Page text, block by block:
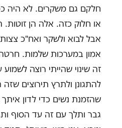
חלקם גם משקרים. לא היה
או חלוק כזה. אלה הן
אמון במערכות שלמות.
זה שינוי שהייתי רוצה לשמוע
להתגונן ולתרץ תירוצים שזה
שהזמנת נשים כדי לדון איתך
גבר ותלך עם זה עד הסוף